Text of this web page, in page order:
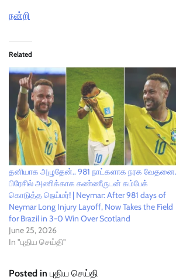
நன்றி
Related
தனியாக அழுதேன்.. 981 நாட்களாக நரக
பிரேசில் அணிக்காக கண்ணீருடன் கம்பேக்
கொடுத்த நெய்மர்! | Neymar: After 981 days of
Neymar Long Injury Layoff, Now Takes the Field
for Brazil in 3-0 Win Over Scotland
June 25, 2026
In "புதிய செய்தி"
Posted in புதிய செய்தி